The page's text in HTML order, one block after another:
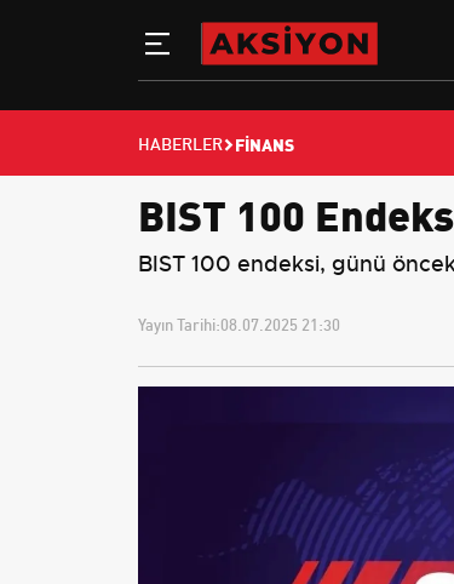
HABERLER FINANS
BIST 100
BIST 100 endeksi, günü
Yayın Tarihi:08.07.2025 21:30